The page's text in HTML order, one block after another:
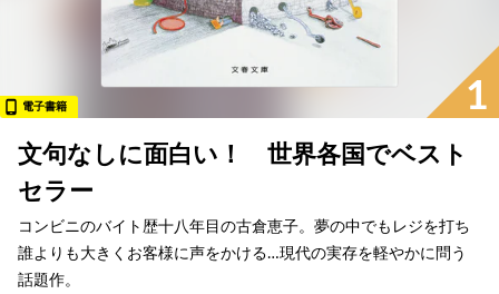
1
電子書籍
文句なしに面白い！ 世界各国でベスト
セラー
コンビニのバイト歴十八年目の古倉恵子。夢の中でもレジを打ち
誰よりも大きくお客様に声をかける…現代の実存を軽やかに問う
話題作。